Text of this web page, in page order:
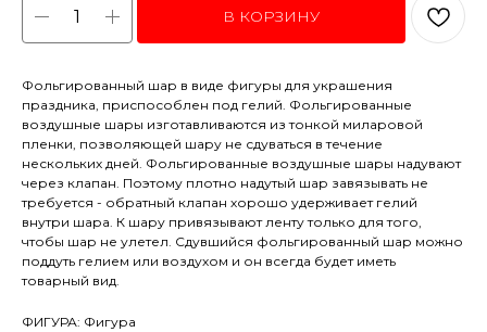
В КОРЗИНУ
Фольгированный шар в виде фигуры для украшения
праздника, приспособлен под гелий. Фольгированные
воздушные шары изготавливаются из тонкой миларовой
пленки, позволяющей шару не сдуваться в течение
нескольких дней. Фольгированные воздушные шары надувают
через клапан. Поэтому плотно надутый шар завязывать не
требуется - обратный клапан хорошо удерживает гелий
внутри шара. К шару привязывают ленту только для того,
чтобы шар не улетел. Сдувшийся фольгированный шар можно
поддуть гелием или воздухом и он всегда будет иметь
товарный вид.
ФИГУРА: Фигура